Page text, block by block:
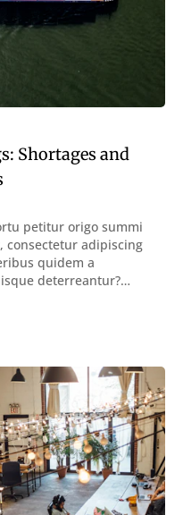
Shortages and
petitur origo summi
consectetur adipiscing
quidem a
deterreantur?
idem declaret Latine,
Duo